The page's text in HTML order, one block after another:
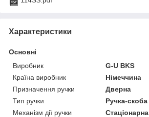
Характеристики
Основні
Виробник
G-U BKS
Країна виробник
Німеччина
Призначення ручки
Дверна
Тип ручки
Ручка-скоба
Механізм дії ручки
Стаціонарна